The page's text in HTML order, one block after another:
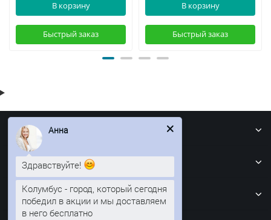
В корзину
Быстрый заказ
В корзину
Быстрый заказ
Информация
Кровля
Забор
Анна
Здравствуйте!
Колумбус - город, который сегодня
победил в акции и мы доставляем
в него бесплатно